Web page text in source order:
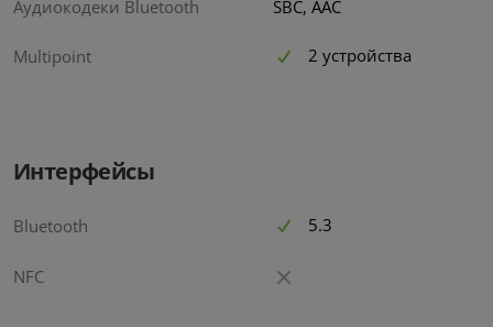
Аудиокодеки Bluetooth SBC, AAC
Multipoint 2 устройства
Интерфейсы
Bluetooth 5.3
NFC